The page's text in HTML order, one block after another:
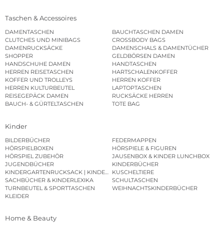
Taschen & Accessoires
DAMENTASCHEN
BAUCHTASCHEN DAMEN
CLUTCHES UND MINIBAGS
CROSSBODY BAGS
DAMENRUCKSÄCKE
DAMENSCHALS & DAMENTÜCHER
SHOPPER
GELDBÖRSEN DAMEN
HANDSCHUHE DAMEN
HANDTASCHEN
HERREN REISETASCHEN
HARTSCHALENKOFFER
KOFFER UND TROLLEYS
HERREN KOFFER
HERREN KULTURBEUTEL
LAPTOPTASCHEN
REISEGEPÄCK DAMEN
RUCKSÄCKE HERREN
BAUCH- & GÜRTELTASCHEN
TOTE BAG
Kinder
BILDERBÜCHER
FEDERMAPPEN
HÖRSPIELBOXEN
HÖRSPIELE & FIGUREN
HÖRSPIEL ZUBEHÖR
JAUSENBOX & KINDER LUNCHBOX
JUGENDBÜCHER
KINDERBÜCHER
KINDERGARTENRUCKSACK | KINDERGARTENBEUTEL
KUSCHELTIERE
SACHBÜCHER & KINDERLEXIKA
SCHULTASCHEN
TURNBEUTEL & SPORTTASCHEN
WEIHNACHTSKINDERBÜCHER
KLEIDER
Home & Beauty